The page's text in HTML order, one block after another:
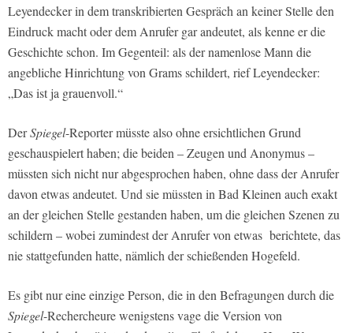
Leyendecker in dem transkribierten Gespräch an keiner Stelle den
Eindruck macht oder dem Anrufer gar andeutet, als kenne er die
Geschichte schon. Im Gegenteil: als der namenlose Mann die
angebliche Hinrichtung von Grams schildert, rief Leyendecker:
„Das ist ja grauenvoll.“
DerSpiegel-Reporter müsste also ohne ersichtlichen Grund
geschauspielert haben; die beiden – Zeugen und Anonymus –
müssten sich nicht nur abgesprochen haben, ohne dass der Anrufer
davon etwas andeutet. Und sie müssten in Bad Kleinen auch exakt
an der gleichen Stelle gestanden haben, um die gleichen Szenen zu
schildern – wobei zumindest der Anrufer von etwas berichtete, das
nie stattgefunden hatte, nämlich der schießenden Hogefeld.
Es gibt nur eine einzige Person, die in den Befragungen durch die
Spiegel-Rechercheure wenigstens vage die Version von